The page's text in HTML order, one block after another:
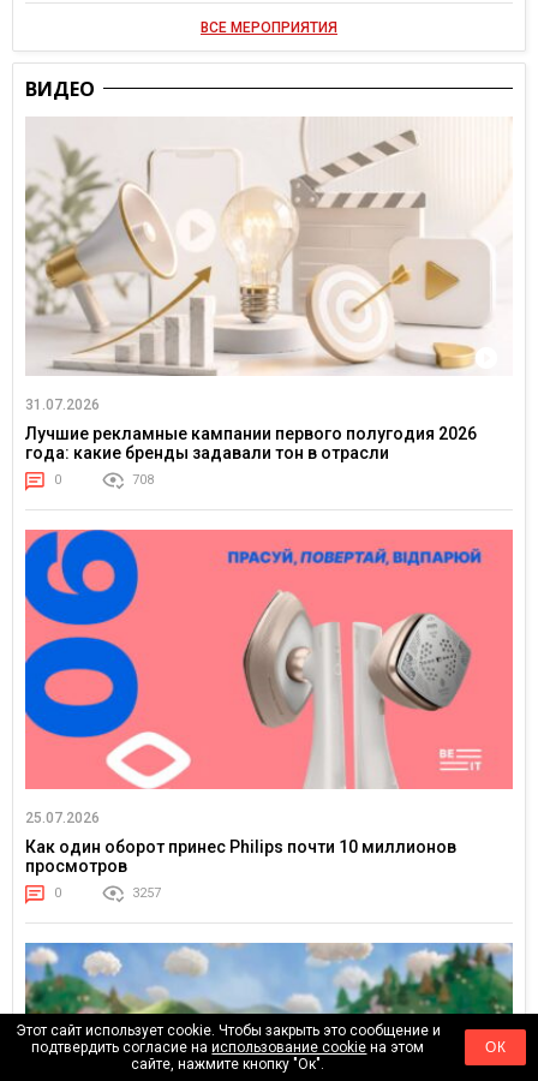
ВСЕ МЕРОПРИЯТИЯ
ВИДЕО
31.07.2026
Лучшие рекламные кампании первого полугодия 2026
года: какие бренды задавали тон в отрасли
0 708
25.07.2026
Как один оборот принес Philips почти 10 миллионов
просмотров
0 3257
Этот сайт использует cookie. Чтобы закрыть это сообщение и
подтвердить согласие наиспользование cookie на этом
сайте, нажмите кнопку "Ок".
ОК